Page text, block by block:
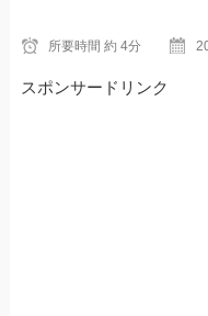
所要時間 約 4分
スポンサードリンク